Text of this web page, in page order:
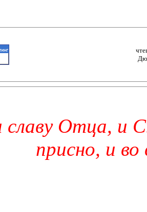
славу Отца, и
присно, и во